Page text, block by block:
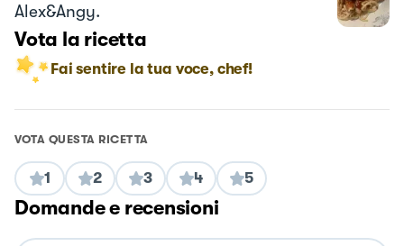
Alex&Angy.
Vota la ricetta
Fai sentire la tua voce, chef!
VOTA QUESTA RICETTA
1 2 3 4 5
Domande e recensioni